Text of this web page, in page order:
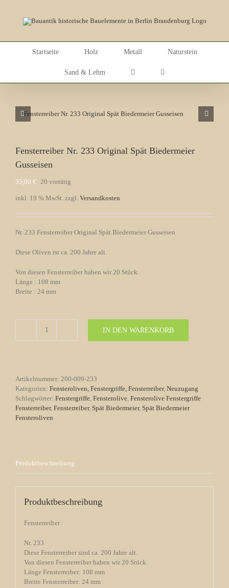
Startseite Holz Metall Naturstein
Sand & Lehm
Fensterreiber Nr. 233 Original Spät Biedermeier
Gusseisen
35,00 € 20 vorrätig
inkl. 19 % MwSt. zzgl. Versandkosten
Nr. 233 Fensterreiber Original Spät Biedermeier Gusseisen
Diese Oliven ist ca. 200 Jahre alt.
Von diesen Fensterreiber haben wir 20 Stück.
Länge : 108 mm
Breite : 24 mm
Fensterreiber
Biedermeier
Gusseisen
Menge
IN DEN WARENKORB
Artikelnummer: 200-009-233
Kategorien: Fensteroliven, Fenstergriffe, Fensterreiber, Neuzugang
Schlagwörter: Fenstergriffe, Fensterolive, Fensterolive Fenstergriffe
Fensterreiber, Fensterreiber, Spät Biedermeier, Spät Biedermeier
Fensteroliven
Produktbeschreibung
Produktbeschreibung
Fensterreiber
Nr. 233
Diese Fensterreiber sind ca. 200 Jahre alt.
Von diesen Fensterreiber haben wir 20 Stück.
Länge Fensterreiber: 108 mm
Breite Fensterreiber: 24 mm